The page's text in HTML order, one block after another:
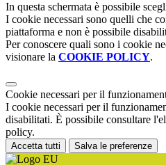
In questa schermata è possibile
I cookie necessari sono quelli che
piattaforma e non è possibile
Per conoscere quali sono i cookie
visionare la COOKIE POLICY.
Cookie necessari per il
I cookie necessari per il
disabilitati. È possibile consultare
policy.
Accetta tutti Salva le preferenze